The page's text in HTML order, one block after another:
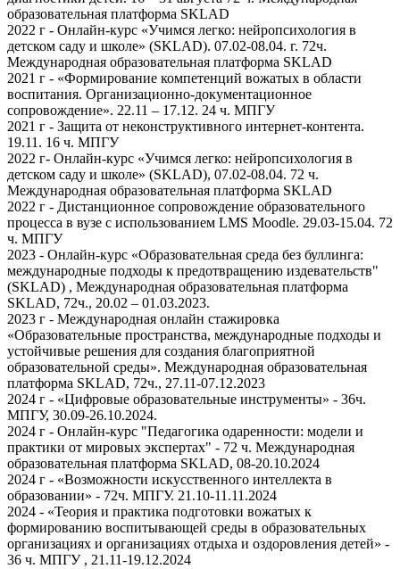
образовательная платформа SKLAD
2022 г - Онлайн-курс «Учимся легко: нейропсихология в
детском саду и школе» (SKLAD). 07.02-08.04. г. 72ч.
Международная образовательная платформа SKLAD
2021 г - «Формирование компетенций вожатых в области
воспитания. Организационно-документационное
сопровождение». 22.11 – 17.12. 24 ч. МПГУ
2021 г - Защита от неконструктивного интернет-контента.
19.11. 16 ч. МПГУ
2022 г- Онлайн-курс «Учимся легко: нейропсихология в
детском саду и школе» (SKLAD), 07.02-08.04. 72 ч.
Международная образовательная платформа SKLAD
2022 г - Дистанционное сопровождение образовательного
процесса в вузе с использованием LMS Moodle. 29.03-15.04. 72
ч. МПГУ
2023 - Онлайн-курс «Образовательная среда без буллинга:
международные подходы к предотвращению издевательств"
(SKLAD) , Международная образовательная платформа
SKLAD, 72ч., 20.02 – 01.03.2023.
2023 г - Международная онлайн стажировка
«Образовательные пространства, международные подходы и
устойчивые решения для создания благоприятной
образовательной среды». Международная образовательная
платформа SKLAD, 72ч., 27.11-07.12.2023
2024 г - «Цифровые образовательные инструменты» - 36ч.
МПГУ, 30.09-26.10.2024.
2024 г - Онлайн-курс "Педагогика одаренности: модели и
практики от мировых экспертах" - 72 ч. Международная
образовательная платформа SKLAD, 08-20.10.2024
2024 г - «Возможности искусственного интеллекта в
образовании» - 72ч. МПГУ. 21.10-11.11.2024
2024 - «Теория и практика подготовки вожатых к
формированию воспитывающей среды в образовательных
организациях и организациях отдыха и оздоровления детей» -
36 ч. МПГУ , 21.11-19.12.2024